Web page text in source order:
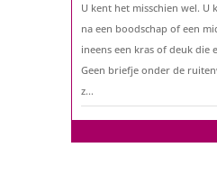
Parkeerschade?
vaker door
U kent het misschien wel. U
na een boodschap of een
ineens een kras of deuk die